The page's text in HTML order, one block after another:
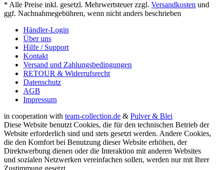
* Alle Preise inkl. gesetzl. Mehrwertsteuer zzgl. Versandkosten und
ggf. Nachnahmegebühren, wenn nicht anders beschrieben
Händler-Login
Über uns
Hilfe / Support
Kontakt
Versand und Zahlungsbedingungen
RETOUR & Widerrufsrecht
Datenschutz
AGB
Impressum
in cooperation with team-collection.de & Pulver & Blei
Diese Website benutzt Cookies, die für den technischen Betrieb der
Website erforderlich sind und stets gesetzt werden. Andere Cookies,
die den Komfort bei Benutzung dieser Website erhöhen, der
Direktwerbung dienen oder die Interaktion mit anderen Websites
und sozialen Netzwerken vereinfachen sollen, werden nur mit Ihrer
Zustimmung gesetzt.